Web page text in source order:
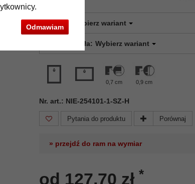
Odmawiam
kolor: Wybierz wariant
rodzaj szkła: Wybierz wariant
0,7 cm 0,9 cm
Nr. art.: NIE-254101-1-SZ-H
Pytania do produktu Porównaj
» przejdź do ram na wymiar
od 127,70 zł *